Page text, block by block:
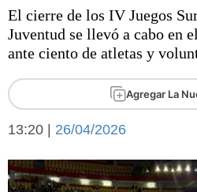
Liga
Fútbol
Cines
Economía y campo
Con
El cierre de los IV Juegos
Juventud se llevó a cabo en
ante ciento de atletas y
Agregar La
13:20 | 26/04/2026